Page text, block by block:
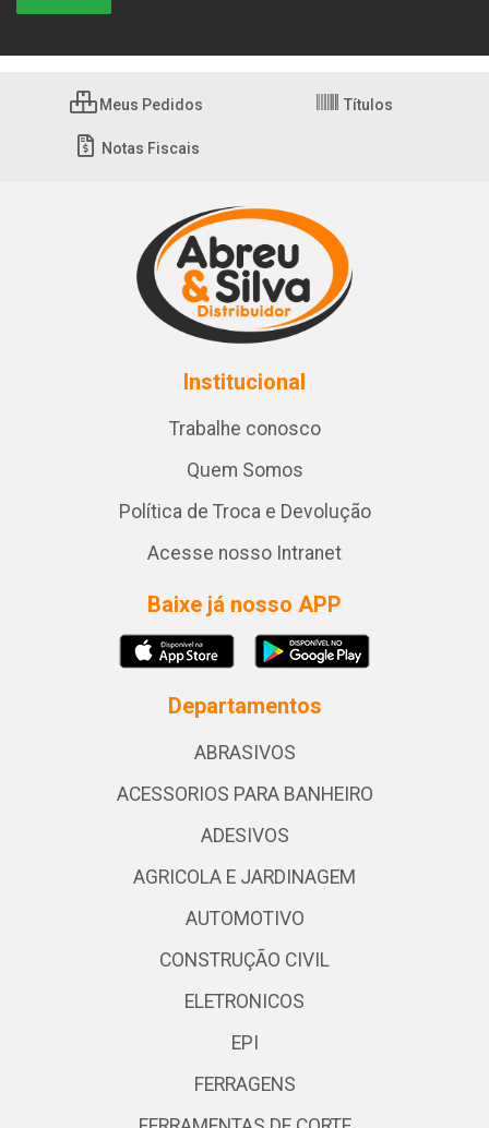
Meus Pedidos Títulos
Notas Fiscais
Institucional
Trabalhe conosco
Quem Somos
Política de Troca e Devolução
Acesse nosso Intranet
Baixe já nosso APP
Departamentos
ABRASIVOS
ACESSORIOS PARA BANHEIRO
ADESIVOS
AGRICOLA E JARDINAGEM
AUTOMOTIVO
CONSTRUÇÃO CIVIL
ELETRONICOS
EPI
FERRAGENS